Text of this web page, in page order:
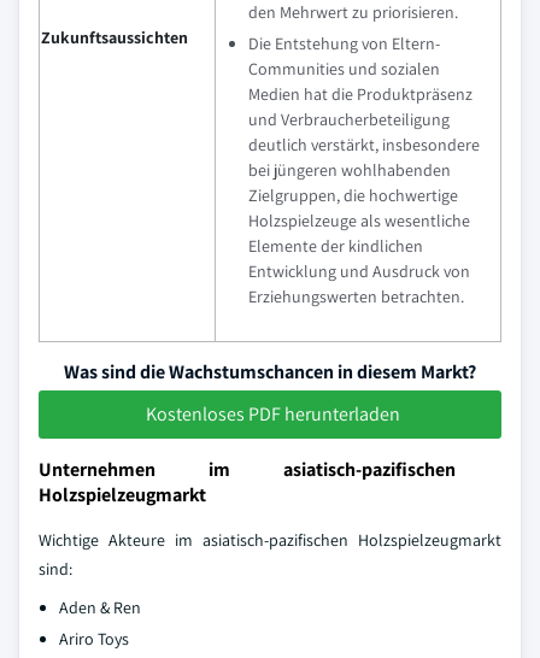
Zukunftsaussichten
den Mehrwert zu priorisieren.
Die Entstehung von Eltern-
Communities und sozialen
Medien hat die Produktpräsenz
und Verbraucherbeteiligung
deutlich verstärkt, insbesondere
bei jüngeren wohlhabenden
Zielgruppen, die hochwertige
Holzspielzeuge als wesentliche
Elemente der kindlichen
Entwicklung und Ausdruck von
Erziehungswerten betrachten.
Was sind die Wachstumschancen in diesem Markt?
Kostenloses PDF herunterladen
Unternehmen im asiatisch-pazifischen
Holzspielzeugmarkt
Wichtige Akteure im asiatisch-pazifischen Holzspielzeugmarkt
sind:
Aden & Ren
Ariro Toys